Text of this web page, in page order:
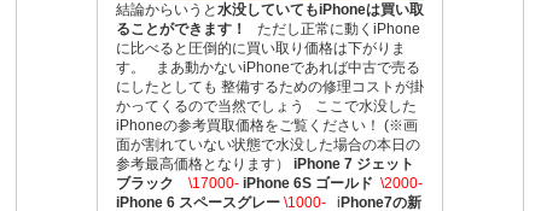
結論からいうと水没していてもiPhoneは買い取
ることができます！
ただし正常に動くiPhone
に比べると圧倒的に買い取り価格は下がりま
す。 まあ動かないiPhoneであれば中古で売る
にしたとしても 整備するための修理コストが掛
かってくるので当然でしょう ここで水没した
iPhoneの参考買取価格をご覧ください！ (※画
面が割れていない状態で水没した場合の本日の
参考最高価格となります）iPhone 7 ジェット
ブラック
\17000- iPhone 6S ゴールド \2000-
iPhone 6 スペースグレー \1000- i Phone7の新